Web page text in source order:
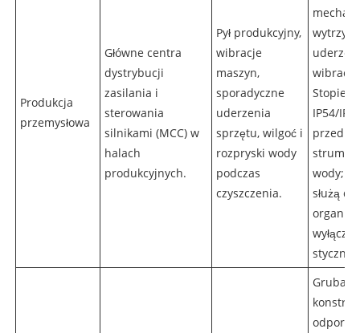
Produkcja
przemysłowa
Główne centra
dystrybucji
zasilania i
sterowania
silnikami (MCC) w
halach
produkcyjnych.
Pył produkcyjny,
wibracje
maszyn,
sporadyczne
uderzenia
sprzętu, wilgoć i
rozpryski wody
podczas
czyszczenia.
Stopień
IP54/
przed
wody;
służą do
Gruba